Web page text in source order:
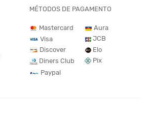
MÉTODOS DE PAGAMENTO
Mastercard
Visa
Discover
Diners Club
Paypal
Aura
JCB
Elo
Pix